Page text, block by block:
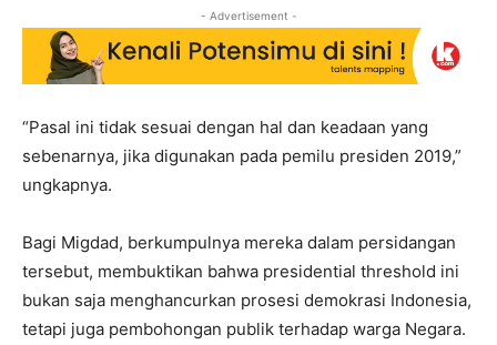
- Advertisement -
“Pasal ini tidak sesuai dengan hal dan keadaan yang
sebenarnya, jika digunakan pada pemilu presiden 2019,”
ungkapnya.
Bagi Migdad, berkumpulnya mereka dalam persidangan
tersebut, membuktikan bahwa presidential threshold ini
bukan saja menghancurkan prosesi demokrasi Indonesia,
tetapi juga pembohongan publik terhadap warga Negara.